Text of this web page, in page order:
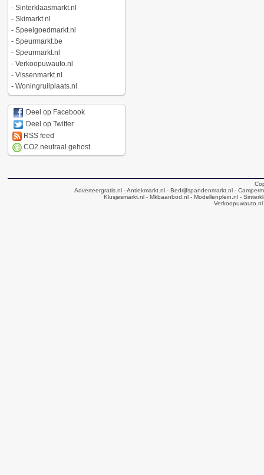
- Sinterklaasmarkt.nl
- Skimarkt.nl
- Speelgoedmarkt.nl
- Speurmarkt.be
- Speurmarkt.nl
- Verkoopuwauto.nl
- Vissenmarkt.nl
- Woningruilplaats.nl
Deel op Facebook
Deel op Twitter
RSS feed
CO2 neutraal gehost
Adverteergratis.nl - Antiekmarkt.nl - Bedrijfspandenmarkt.nl -
Klusjesmarkt.nl- Mkbaanbod.nl- Modellenplein.nl-
Verkoopuwauto.nl